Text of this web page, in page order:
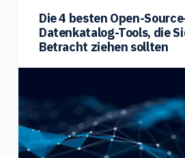
e
n
Die 4 besten Open-
Datenkatalog-Tools, die
Betracht ziehen sollten